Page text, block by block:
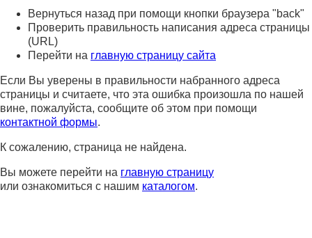
Вернуться назад при помощи кнопки браузера "back"
Проверить правильность написания адреса страницы
(URL)
Перейти на главную страницу сайта
Если Вы уверены в правильности набранного адреса
страницы и считаете, что эта ошибка произошла по нашей
вине, пожалуйста, сообщите об этом при помощи
контактной формы.
К сожалению, страница не найдена.
Вы можете перейти на главную страницу
или ознакомиться с нашим каталогом.